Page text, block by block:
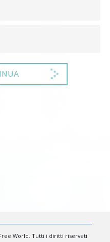
World. Tutti i diritti riservati.